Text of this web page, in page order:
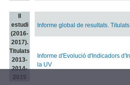
II
estudi
(2016-
2017).
Titulats
2013-
2014-
2015
Informe global de resultats.
Informe d'Evolució d'Indicadors
la UV